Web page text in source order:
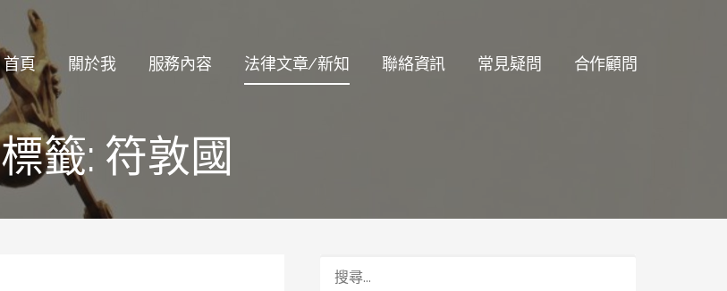
首頁 關於我 服務內容 法律文章/新知 聯絡資訊 常見疑問 合作顧問
標籤: 符敦國